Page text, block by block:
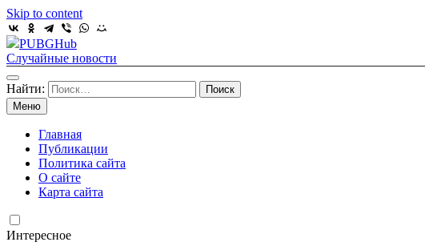
Skip to content
PUBGHub
Случайные новости
Найти:
Меню
Главная
Публикации
Политика сайта
О сайте
Карта сайта
Интересное